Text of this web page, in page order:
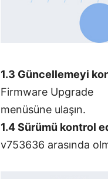
1.3 Güncellemeyi
Firmware Upgrade
menüsüne ulaşın.
1.4 Sürümü kontrol
v753636 arasında